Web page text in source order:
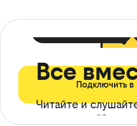
Все
Читайте и
ограничений*
Подключить